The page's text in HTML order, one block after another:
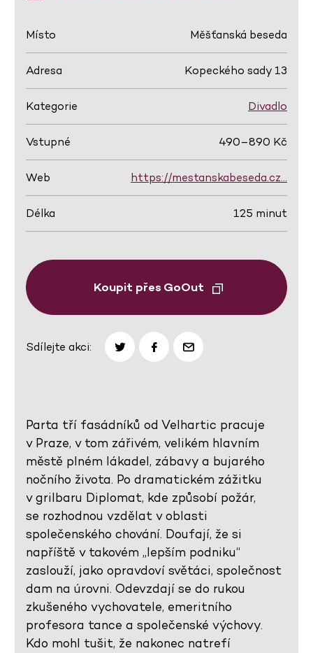
Místo Měšťanská beseda
Adresa Kopeckého sady 13
Kategorie Divadlo
Vstupné 490–890 Kč
Web https://mestanskabeseda.cz…
Délka 125 minut
Koupit přes GoOut
Sdílejte akci:
Parta tří fasádníků od Velhartic pracuje
v Praze, v tom zářivém, velikém hlavním
městě plném lákadel, zábavy a bujarého
nočního života. Po dramatickém zážitku
v grilbaru Diplomat, kde způsobí požár,
se rozhodnou vzdělat v oblasti
společenského chování. Doufají, že si
napříště v takovém „lepším podniku“
zaslouží, jako opravdoví světáci, společnost
dam na úrovni. Odevzdají se do rukou
zkušeného vychovatele, emeritního
profesora tance a společenské výchovy.
Kdo mohl tušit, že nakonec natrefí